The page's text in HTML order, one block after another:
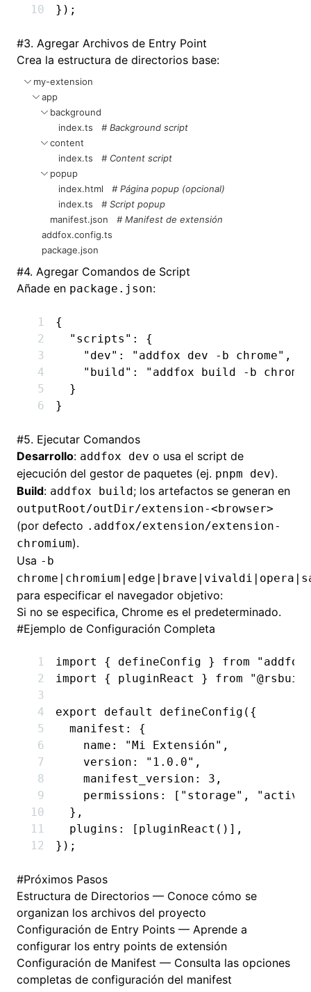
});
#3. Agregar Archivos de Entry Point
Crea la estructura de directorios base:
my-extension
app
background
index.ts
# Background script
content
index.ts
# Content script
popup
index.html
# Página popup (opcional)
index.ts
# Script popup
manifest.json
# Manifest de extensión
addfox.config.ts
package.json
#4. Agregar Comandos de Script
Añade en package.json:
{
  "scripts"
:
{
    "dev"
: "addfox dev -b chrome" ,
    "build"
:
"addfox build -b
  }
}
#5. Ejecutar Comandos
Desarrollo: addfox dev o usa el script de
ejecución del gestor de paquetes (ej. pnpm dev).
Build: addfox build; los artefactos se generan en
outputRoot/outDir/extension-<browser>
(por defecto .addfox/extension/extension-
chromium).
Usa -b
para especificar el navegador objetivo:
Si no se especifica, Chrome es el predeterminado.
#Ejemplo de Configuración Completa
import { defineConfig } from
import
{ pluginReact } from
export default defineConfig ({
  manifest
:
{
    name
: "Mi Extensión" ,
    version
: "1.0.0" ,
    manifest_version
: 3 ,
    permissions
: [ "storage" ,
  }
,
  plugins
: [ pluginReact ()] ,
});
#Próximos Pasos
Estructura de Directorios — Conoce cómo se
organizan los archivos del proyecto
Configuración de Entry Points — Aprende a
configurar los entry points de extensión
Configuración de Manifest — Consulta las opciones
completas de configuración del manifest